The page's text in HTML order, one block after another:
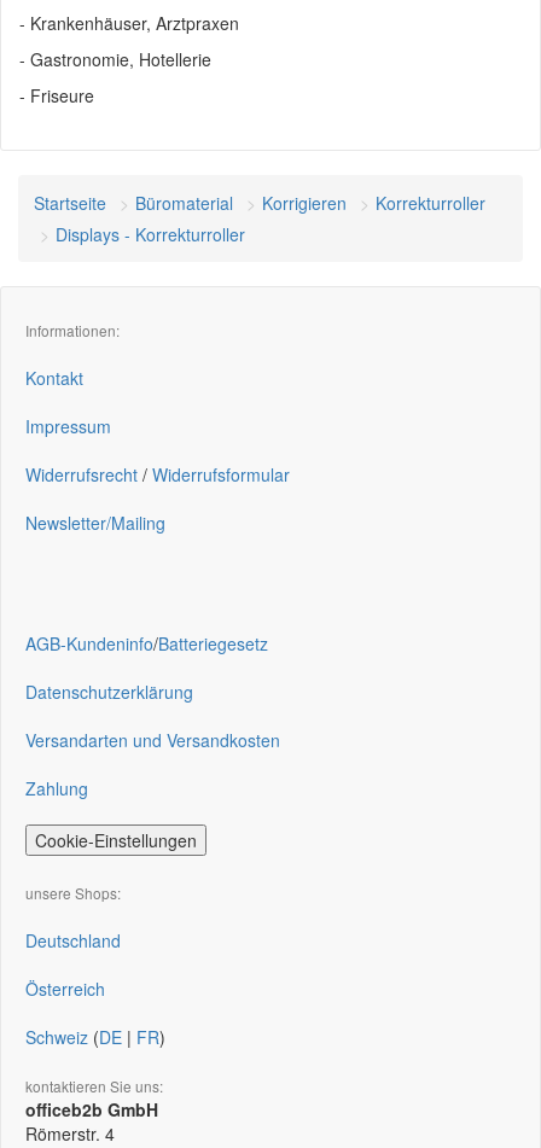
- Krankenhäuser, Arztpraxen
- Gastronomie, Hotellerie
- Friseure
Startseite Büromaterial Korrigieren
Korrekturroller
Displays - Korrekturroller
Informationen:
Kontakt
Impressum
Widerrufsrecht / Widerrufsformular
Newsletter/Mailing
AGB-Kundeninfo/Batteriegesetz
Datenschutzerklärung
Versandarten und Versandkosten
Zahlung
Cookie-Einstellungen
unsere Shops:
Deutschland
Österreich
Schweiz (DE | FR)
kontaktieren Sie uns:
officeb2b GmbH
Römerstr. 4